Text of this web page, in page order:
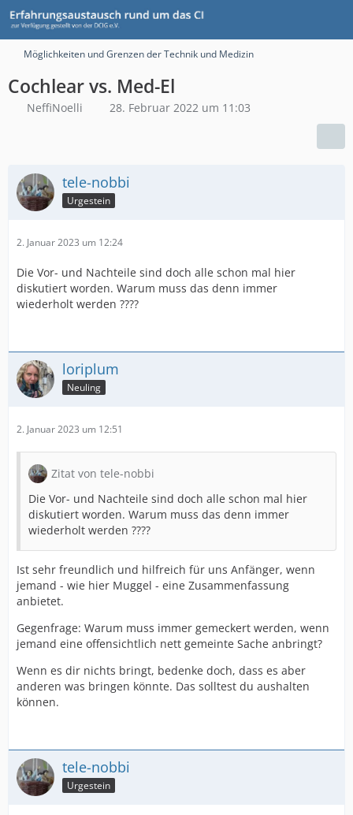
Möglichkeiten und Grenzen der Technik und Medizin
Cochlear vs. Med-El
NeffiNoelli 28. Februar 2022 um 11:03
tele-nobbi
Urgestein
2. Januar 2023 um 12:24
Die Vor- und Nachteile sind doch alle schon mal hier
diskutiert worden. Warum muss das denn immer
wiederholt werden ????
loriplum
Neuling
2. Januar 2023 um 12:51
Zitat von tele-nobbi
Die Vor- und Nachteile sind doch alle schon mal hier
diskutiert worden. Warum muss das denn immer
wiederholt werden ????
Ist sehr freundlich und hilfreich für uns Anfänger, wenn
jemand - wie hier Muggel - eine Zusammenfassung
anbietet.
Gegenfrage: Warum muss immer gemeckert werden, wenn
jemand eine offensichtlich nett gemeinte Sache anbringt?
Wenn es dir nichts bringt, bedenke doch, dass es aber
anderen was bringen könnte. Das solltest du aushalten
können.
tele-nobbi
Urgestein